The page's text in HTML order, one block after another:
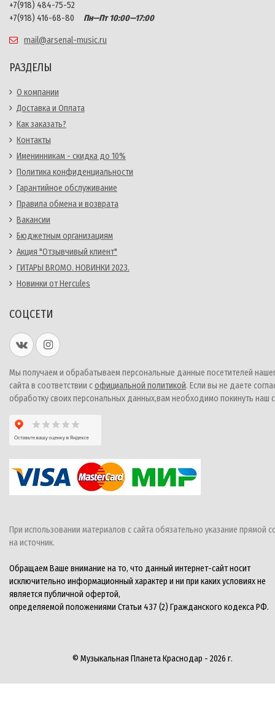
+7(918) 484-75-52
+7(918) 416-68-80
Пн—Пт 10:00—17:00
mail@arsenal-music.ru
РАЗДЕЛЫ
О компании
Доставка и Оплата
Как заказать?
Контакты
Именинникам - скидка до 10%
Политика конфиденциальности
Гарантийное обслуживание
Правила обмена и возврата
Вакансии
Бюджетным организациям
Акция "Отзывчивый клиент"
ГИТАРЫ BROMO. НОВИНКИ 2023.
Новинки от Hercules
СОЦСЕТИ
Мы получаем и обрабатываем персональные данные посетителей
сайта в соответствии софициальной политикой. Если вы не даете
обработку своих персональных данных,вам необходимо покинуть наш
При использовании материалов с сайта обязательно указание прямой
на источник.
Обращаем Ваше внимание на то, что данный интернет-сайт носит
исключительно информационный характер и ни при каких условиях не
является публичной офертой,
определяемой положениями Статьи 437 (2) Гражданского кодекса РФ.
© Музыкальная Планета Краснодар - 2026 г.